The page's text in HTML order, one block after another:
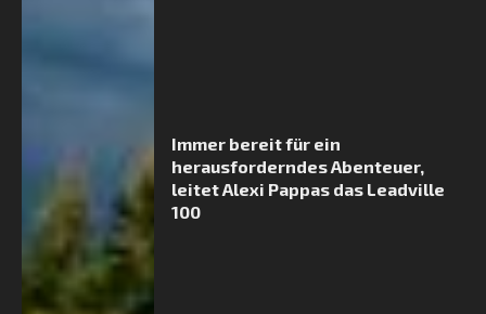
Immer bereit für ein
herausforderndes Abenteuer,
leitet Alexi Pappas das Leadville
100